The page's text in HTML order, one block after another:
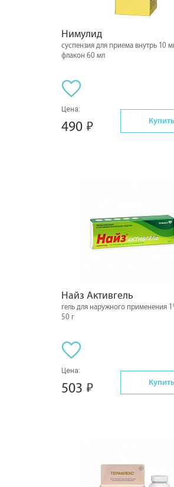
Нимулид
суспензия для приема внутрь 10
флакон 60 мл
Цена:
490 Купить
Найз Активгель
гель для наружного применения
50 г
Цена:
503 Купить